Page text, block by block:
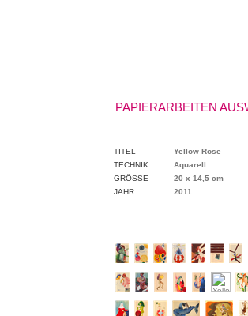
PAPIERARBEITEN
TITEL
Yellow Rose
TECHNIK
Aquarell
GRÖSSE
20 x 14,5 cm
JAHR
2011